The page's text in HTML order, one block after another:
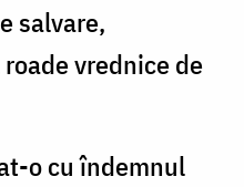
salvare,
vrednice de
o cu îndemnul